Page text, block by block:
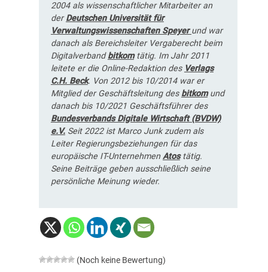
2004 als wissenschaftlicher Mitarbeiter an
derDeutschen Universität für
Verwaltungswissenschaften Speyerund war
danach als Bereichsleiter Vergaberecht beim
Digitalverbandbitkomtätig. Im Jahr 2011
leitete er die Online-Redaktion des Verlags
C.H. Beck. Von 2012 bis 10/2014 war er
Mitglied der Geschäftsleitung des bitkomund
danach bis 10/2021 Geschäftsführer des
Bundesverbands Digitale Wirtschaft (BVDW)
e.V.Seit 2022 ist Marco Junk zudem als
Leiter Regierungsbeziehungen für das
europäische IT-UnternehmenAtostätig.
Seine Beiträge geben ausschließlich seine
persönliche Meinung wieder.
(Noch keine Bewertung)